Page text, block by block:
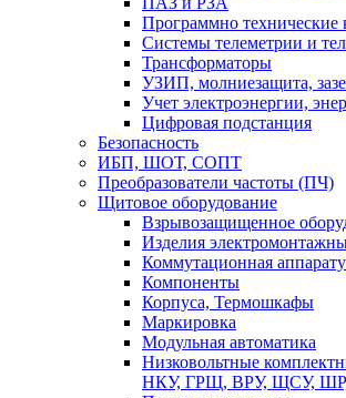
Программно
Системы телеметрии и
Трансформаторы
УЗИП, молниезащита,
Учет электроэнергии,
Цифровая подстанция
Безопасность
ИБП, ШОТ, СОПТ
Преобразователи частоты (ПЧ)
Щитовое оборудование
Взрывозащищенное
Изделия
Коммутационная
Компоненты
Корпуса, Термошкафы
Маркировка
Модульная автоматика
Низковольтные
НКУ, ГРЩ, ВРУ, ЩСУ, ШР,